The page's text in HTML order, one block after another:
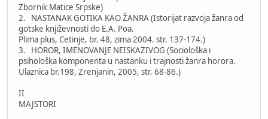
Zbornik Matice Srpske)
2. NASTANAK GOTIKA KAO ŽANRA (Istorijat razvoja žanra od
gotske književnosti do E.A. Poa.
Plima plus, Cetinje, br. 48, zima 2004. str. 137-174.)
3. HOROR, IMENOVANJE NEISKAZIVOG (Sociološka i
psihološka komponenta u nastanku i trajnosti žanra horora.
Ulaznica br.198, Zrenjanin, 2005, str. 68-86.)
II
MAJSTORI